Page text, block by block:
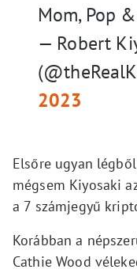
Mom, Pop
— Robert
2023
Elsőre ugyan
mégsem Kiyosaki
a 7 számjegyű
Korábban a
Cathie Wood